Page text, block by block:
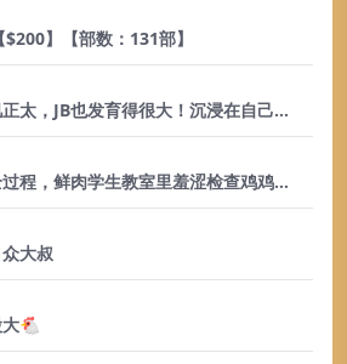
】【部数：131部】
极品初中生腹肌正太，JB也发育得很大！沉浸在自己美好肉体，性欲超强
高考体检偷拍全过程，鲜肉学生教室里羞涩检查鸡鸡菊花
大叔
大🐔